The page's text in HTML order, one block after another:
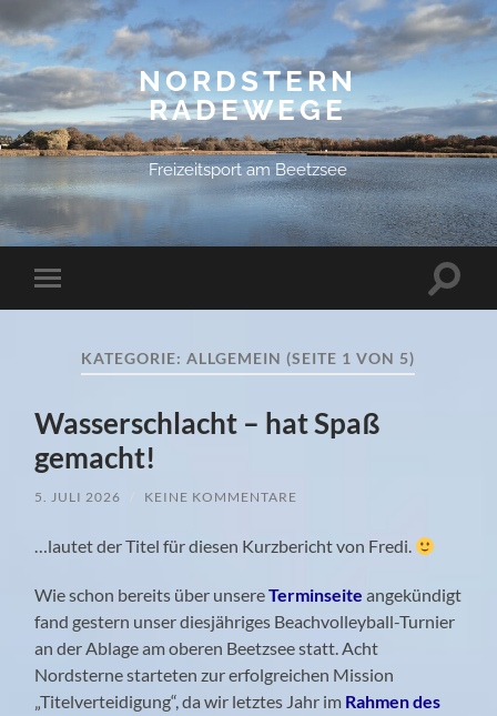
NORDSTERN
RADEWEGE
Freizeitsport am Beetzsee
Mobile-
Menü
KATEGORIE:ALLGEMEIN (SEITE 1 VON 5)
Wasserschlacht – hat Spaß
gemacht!
5. JULI 2026 KEINE KOMMENTARE
…lautet der Titel für diesen Kurzbericht von Fredi.
Wie schon bereits über unsereTerminseite angekündigt
fand gestern unser diesjähriges Beachvolleyball-Turnier
an der Ablage am oberen Beetzsee statt. Acht
Nordsterne starteten zur erfolgreichen Mission
„Titelverteidigung“, da wir letztes Jahr im Rahmen des